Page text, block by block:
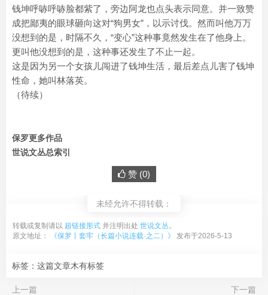
钱坤呼哧呼哧脸都紫了，旁边阿龙也点头表示同意。并一致赞
成把鄙夷的眼球砸向这对“狗男女”，以示讨伐。然而叫他万万
没想到的是，时隔不久，“变心”这种事竟然发生在了他身上。
更叫他没想到的是，这种事还发生了不止一起。
这是因为另一个女孩儿闯进了钱坤生活，最后差点儿害了钱坤
性命，她叫林落英。
（待续）
保罗更多作品
世说文丛总索引
赞 (0)
未经允许不得转载：
转载或复制请以 超链接形式 并注明出处 世说文丛。
原文地址：
《保罗丨套牢（长篇小说连载·之二）》 发布于2026-5-13
标签：这篇文章木有标签
上一篇
下一篇